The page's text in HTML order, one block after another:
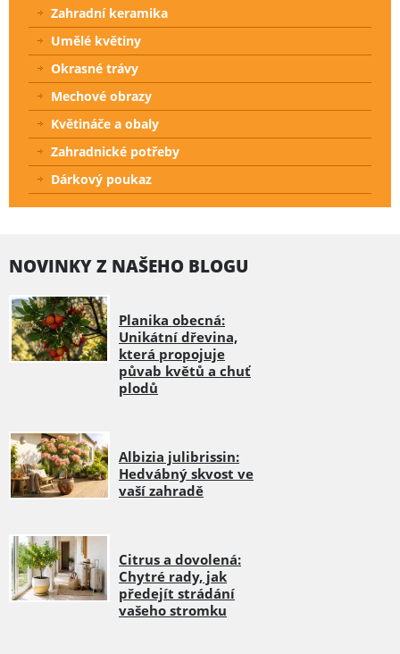
Zahradní keramika
Umělé květiny
Okrasné trávy
Mechové obrazy
Květináče a obaly
Zahradnické potřeby
Dárkový poukaz
NOVINKY Z NAŠEHO BLOGU
Planika obecná:
Unikátní dřevina,
která propojuje
půvab květů a chuť
plodů
Albizia julibrissin:
Hedvábný skvost ve
vaší zahradě
Citrus a dovolená:
Chytré rady, jak
předejít strádání
vašeho stromku